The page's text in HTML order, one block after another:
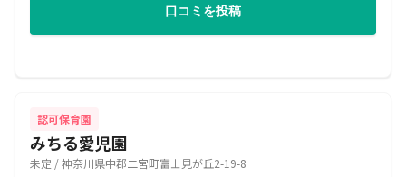
口コミを投稿
認可保育園
みちる愛児園
未定 / 神奈川県中郡二宮町富士見が丘2-19-8